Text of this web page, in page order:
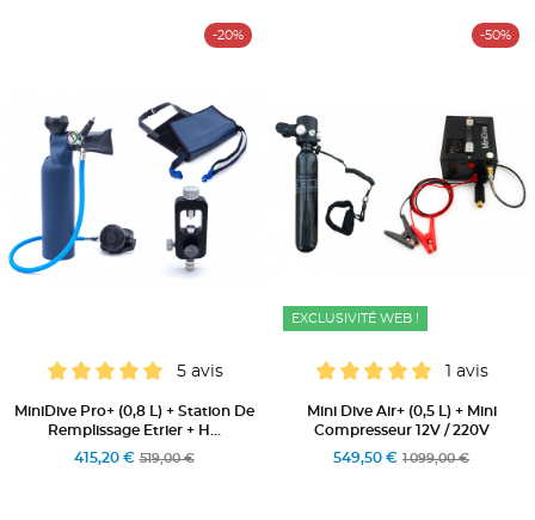
-20%
5 avis
MiniDive Pro+ (0,8 L) + Station De
Remplissage Etrier + H...
415,20 € 519,00 €
-50%
EXCLUSIVITÉ WEB !
1 avis
Mini Dive Air+ (0,5 L) + Mini
Compresseur 12V / 220V
549,50 € 1 099,00 €